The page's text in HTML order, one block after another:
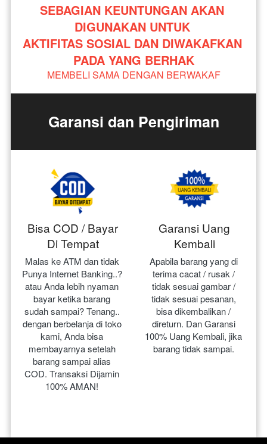
SEBAGIAN KEUNTUNGAN AKAN
DIGUNAKAN UNTUK
AKTIFITAS SOSIAL DAN DIWAKAFKAN
PADA YANG BERHAK
MEMBELI SAMA DENGAN BERWAKAF
Garansi dan Pengiriman
Bisa COD / Bayar
Di Tempat
Malas ke ATM dan tidak
Punya Internet Banking..?
atau Anda lebih nyaman
bayar ketika barang
sudah sampai? Tenang..
dengan berbelanja di toko
kami, Anda bisa
membayarnya setelah
barang sampai alias
COD. Transaksi Dijamin
100% AMAN!
Garansi Uang
Kembali
Apabila barang yang di
terima cacat / rusak /
tidak sesuai gambar /
tidak sesuai pesanan,
bisa dikembalikan /
direturn. Dan Garansi
100% Uang Kembali, jika
barang tidak sampai.